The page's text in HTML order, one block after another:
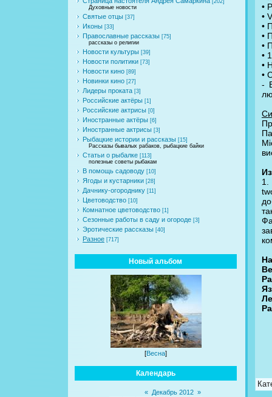
[202]
Духовные новости
Святые отцы [37]
Иконы [33]
Православные рассказы [75]
рассказы о религии
Новости культуры [39]
Новости политики [73]
Новости кино [89]
Новинки кино [27]
Лидеры проката [3]
Российские актёры [1]
Российские актрисы [0]
Иностранные актёры [6]
Иностранные актрисы [3]
Рыбацкие истории и рассказы [15]
Рассказы бывалых рабаков, рыбацкие байки
Статьи о рыбалке [113]
полезные советы рыбакам
В помощь садоводу [10]
Ягоды и кустарники [28]
Дачнику-огороднику [11]
Цветоводство [10]
Комнатное цветоводство [1]
Сезонные работы в саду и огороде [3]
Эротические рассказы [40]
Разное [717]
Новый альбом
[Весна]
Календарь
« Декабрь 2012 »
•
•
•
•
•
•
•
•
-
1.